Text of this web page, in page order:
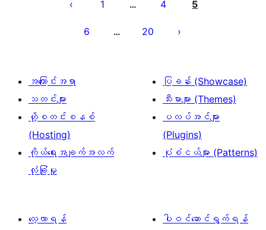
စာမျက်နှာ
1 … 4 5
6 … 20
အကြောင်းအရာ
သတင်းများ
ဟို့စတင်းစနစ်
(Hosting)
ကိုယ်ရေးအချက်အလက်
လုံခြုံမှု
ပြခန်း (Showcase)
သီးမားများ (Themes)
ပလပ်အင်များ
(Plugins)
ပုံစံငယ်များ (Patterns)
လေ့လာရန်
ပါဝင်ဆောင်ရွက်ရန်